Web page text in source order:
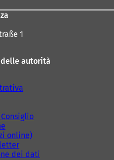
1
autorità
online)
dei dati